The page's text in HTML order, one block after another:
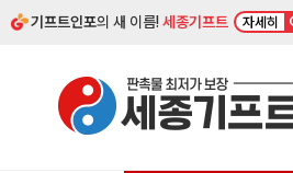
기프트인포의 새 이름!세종기프트 자세히